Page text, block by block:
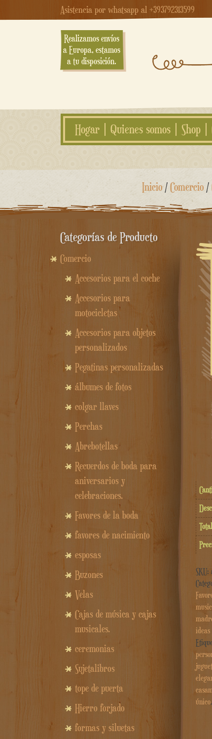
Asistencia por whatsapp al +393792313599
Realizamos envíos
a Europa, estamos
a tu disposición.
Hogar Quienes somos Shop
saltar
contenido
Inicio/Comercio/
Total
SKU:
único,
Categorías de Producto
Comercio
Accesorios para el coche
Accesorios para
motocicletas
Accesorios para objetos
personalizados
Pegatinas personalizadas
álbumes de fotos
colgar llaves
Perchas
Abrebotellas
Recuerdos de boda para
aniversarios y
celebraciones.
Favores de la boda
favores de nacimiento
esposas
Buzones
Velas
Cajas de música y cajas
musicales.
ceremonias
Sujetalibros
tope de puerta
Hierro forjado
formas y siluetas